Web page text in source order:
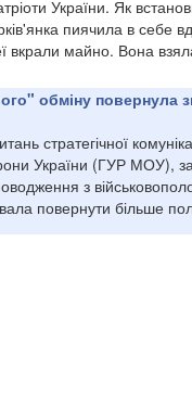
України. Як
пиячила в себе
вкрали майно. Вона
обміну повернула
стратегічної
України (ГУР МОУ),
з
повернути більше